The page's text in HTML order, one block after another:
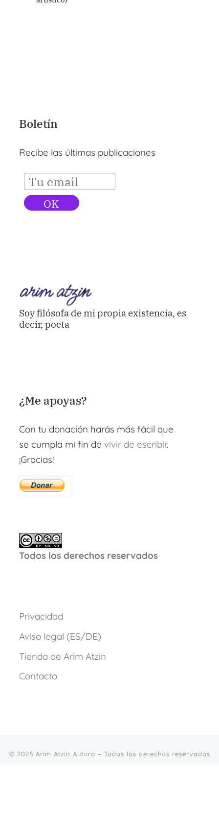
Boletín
Recibe las últimas publicaciones
Soy filósofa de mi propia existencia, es
decir, poeta
¿Me apoyas?
Con tu donación harás más fácil que
se cumpla mi fin de vivir de escribir.
¡Gracias!
Todos los derechos reservados
Privacidad
Aviso legal (ES/DE)
Tienda de Arim Atzin
Contacto
© 2026 Arim Atzin Autora – Todos los derechos reservados